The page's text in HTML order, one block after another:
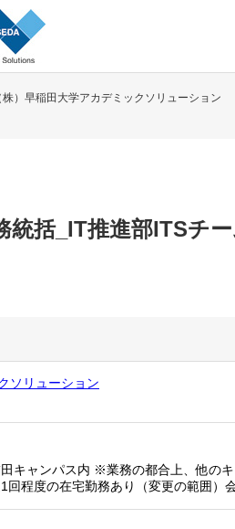
株）早稲田大学アカデミックソリューション
統括_IT推進部ITSチ
ソリューション
田キャンパス内 ※業務の都合上、他の
程度の在宅勤務あり（変更の範囲）